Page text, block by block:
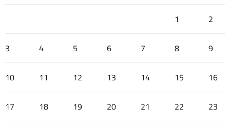
1 2
3 4 5 6 7 8 9
10 11 12 13 14 15 16
17 18 19 20 21 22 23